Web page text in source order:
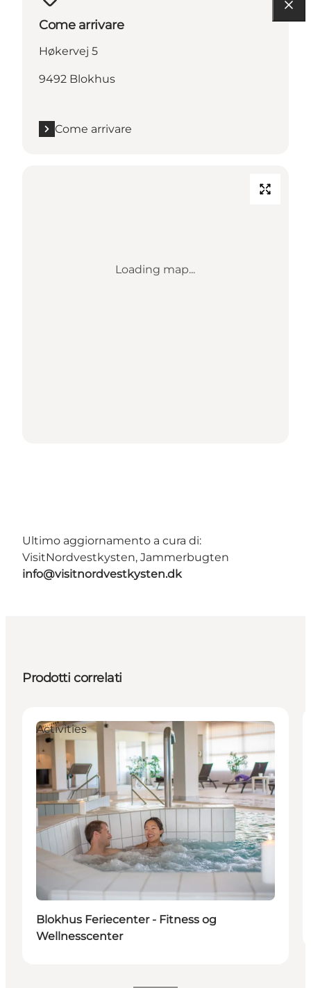
Come arrivare
Høkervej 5
9492 Blokhus
Come arrivare
Loading map...
Ultimo aggiornamento a cura di:
VisitNordvestkysten, Jammerbugten
info@visitnordvestkysten.dk
Prodotti correlati
Activities
Blokhus Feriecenter - Fitness og
Wellnesscenter